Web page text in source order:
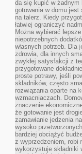
da się kupić w
gotowania w domu
na talerz. Kiedy
łatwiej ograniczyć
Można wybierać
niepotrzebnych
własnych potrzeb. Dla
zdrowia, dla innych
zwykłej satysfakcji z
przygotowane
proste potrawy, jeśli
składników, często
rozwiązania oparte na
wzmacniaczach.
znaczenie
że gotowanie jest
zamawianie jedzenia
wysoko
bardziej obciążyć
z wyprzedzeniem, robi
wykorzystuje